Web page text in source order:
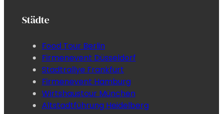
Städte
Food Tour Berlin
Firmenevent Düsseldorf
Stadtrallye Frankfurt
Firmenevent Hamburg
Wirtshaustour München
Altstadtführung Heidelberg